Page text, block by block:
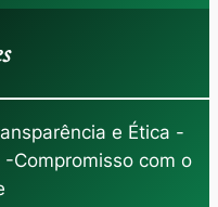
e Ética -
Compromisso com o